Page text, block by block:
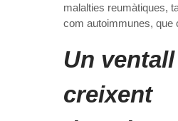
malalties reumàtiques,
com autoimmunes, que
Un ventall
creixent